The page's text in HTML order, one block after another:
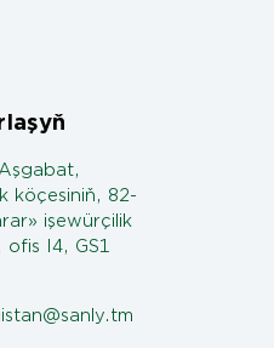
köçesiniň, 82-
işewürçilik
ofis I4, GS1